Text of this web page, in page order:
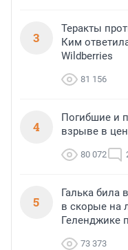
3
Теракты
Ким
Wildberries
81 156
4
Погибшие и
взрыве в
80 072
5
Галька била
в скорые на
Геленджике
73 373